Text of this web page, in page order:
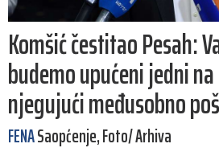
Komšić čestitao Pesah:
budemo upućeni jedni
njegujući međusobno
FENASaopćenje, Foto/ Arhiva